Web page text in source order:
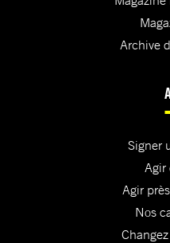
Archive
Signer
Agir
Agir
Nos